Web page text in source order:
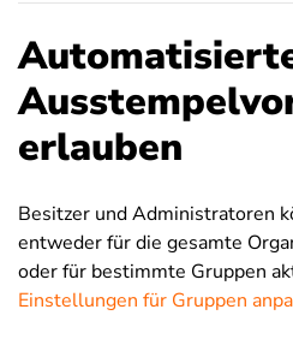
erlauben
Besitzer und Administratoren
entweder für die gesamte
oder für bestimmte Gruppen
Einstellungen für Gruppen